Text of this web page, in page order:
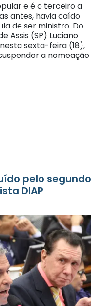
e é o terceiro a
antes, havia caído
de ser ministro. Do
Assis (SP) Luciano
sexta-feira (18),
a nomeação
pelo segundo
DIAP